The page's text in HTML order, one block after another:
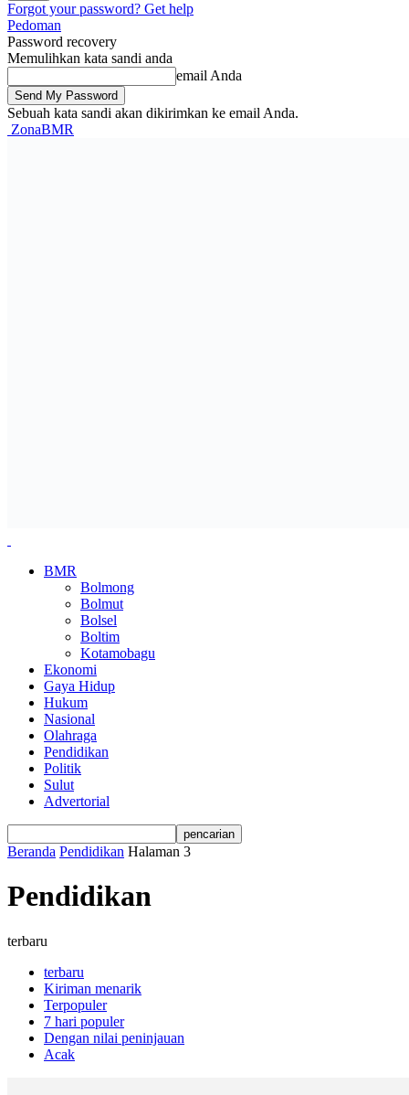
Forgot your password? Get help
Pedoman
Password recovery
Memulihkan kata sandi anda
email Anda
Sebuah kata sandi akan dikirimkan ke email Anda.
ZonaBMR
BMR
Bolmong
Bolmut
Bolsel
Boltim
Kotamobagu
Ekonomi
Gaya Hidup
Hukum
Nasional
Olahraga
Pendidikan
Politik
Sulut
Advertorial
Beranda Pendidikan Halaman 3
Pendidikan
terbaru
terbaru
Kiriman menarik
Terpopuler
7 hari populer
Dengan nilai peninjauan
Acak